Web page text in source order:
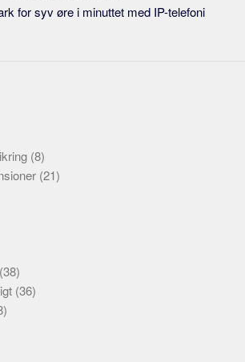
for syv øre i minuttet med IP-telefoni
(8)
(21)
(38)
(36)